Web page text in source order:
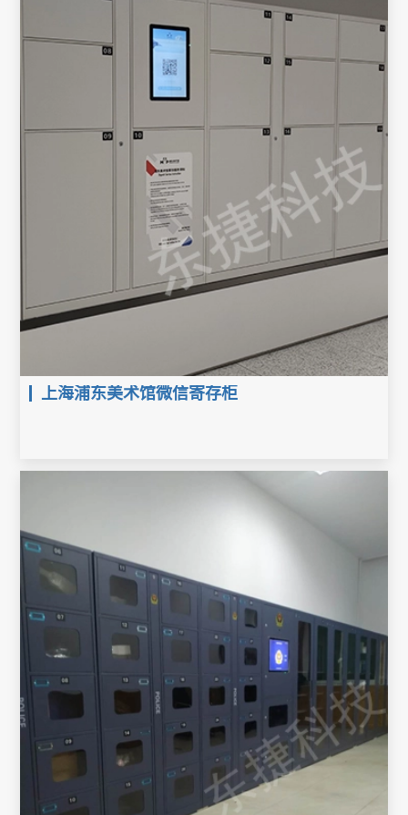
上海浦东美术馆微信寄存柜